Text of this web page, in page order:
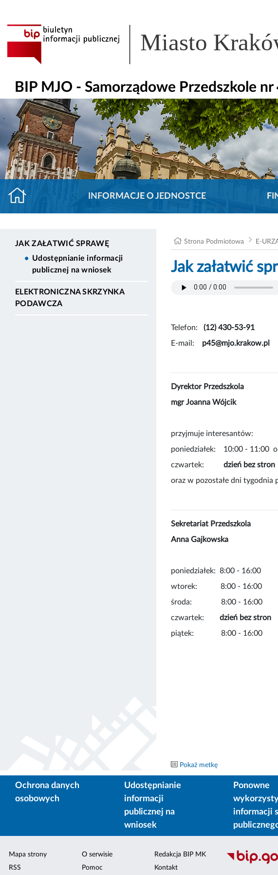
Miasto
BIP MJO - Samorządowe Przedszkole nr
INFORMACJE O JEDNOSTCE
JAK ZAŁATWIĆ SPRAWĘ
Udostępnianie informacji
publicznej na wniosek
ELEKTRONICZNA SKRZYNKA
PODAWCZA
Strona Podmiotowa E-
Jak załatwić
Telefon: (12) 430-53-91
E-mail:
p45@mjo.krakow.pl
Dyrektor Przedszkola
mgr Joanna Wójcik
przyjmuje interesantów:
poniedziałek: 10:00 - 11:00
czwartek: dzień bez stron
oraz w pozostałe dni tygodnia
Sekretariat Przedszkola
Anna Gajkowska
poniedziałek: 8:00 - 16:00
wtorek: 8:00 - 16:00
środa: 8:00 - 16:00
czwartek: dzień bez stron
piątek: 8:00 - 16:00
Pokaż metkę
Ochrona danych
osobowych
Udostępnianie
informacji
publicznej na
wniosek
Ponowne
informacji
Mapa strony
RSS
O serwisie
Pomoc
Redakcja BIP MK
Kontakt